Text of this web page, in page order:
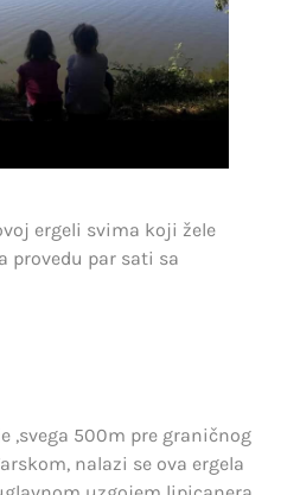
ergeli svima koji žele
provedu par sati sa
,svega 500m pre graničnog
nalazi se ova ergela